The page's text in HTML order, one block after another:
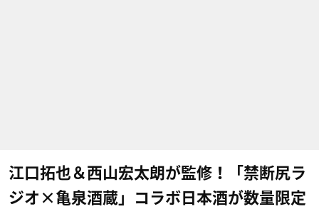
江口拓也＆西山宏太朗が監修！「禁断尻ラ
ジオ×亀泉酒蔵」コラボ日本酒が数量限定